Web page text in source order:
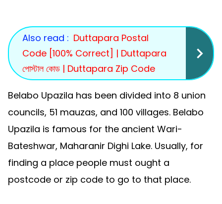
Also read : Duttapara Postal
Code [100% Correct] | Duttapara
পোস্টাল কোড | Duttapara Zip Code
Belabo Upazila has been divided into 8 union
councils, 51 mauzas, and 100 villages. Belabo
Upazila is famous for the ancient Wari-
Bateshwar, Maharanir Dighi Lake. Usually, for
finding a place people must ought a
postcode or zip code to go to that place.